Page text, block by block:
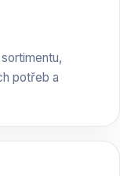
potřeb a